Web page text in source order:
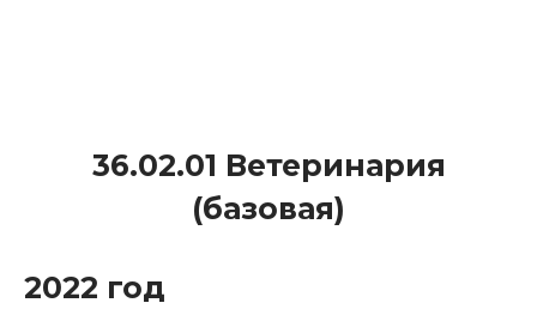
36.02.01 Ветеринария
(базовая)
2022 год